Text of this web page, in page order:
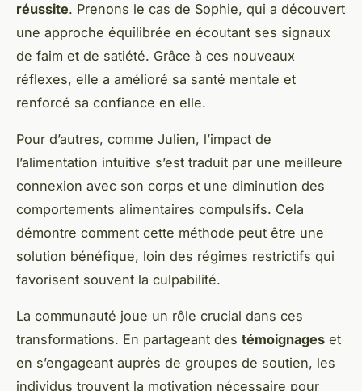
réussite. Prenons le cas de Sophie, qui a découvert
une approche équilibrée en écoutant ses signaux
de faim et de satiété. Grâce à ces nouveaux
réflexes, elle a amélioré sa santé mentale et
renforcé sa confiance en elle.
Pour d’autres, comme Julien, l’impact de
l’alimentation intuitive s’est traduit par une meilleure
connexion avec son corps et une diminution des
comportements alimentaires compulsifs. Cela
démontre comment cette méthode peut être une
solution bénéfique, loin des régimes restrictifs qui
favorisent souvent la culpabilité.
La communauté joue un rôle crucial dans ces
transformations. En partageant des témoignages et
en s’engageant auprès de groupes de soutien, les
individus trouvent la motivation nécessaire pour